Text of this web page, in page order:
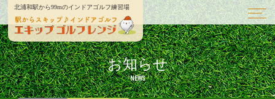
北浦和駅から99mのインドアゴルフ練習場
お知らせ
NEWS